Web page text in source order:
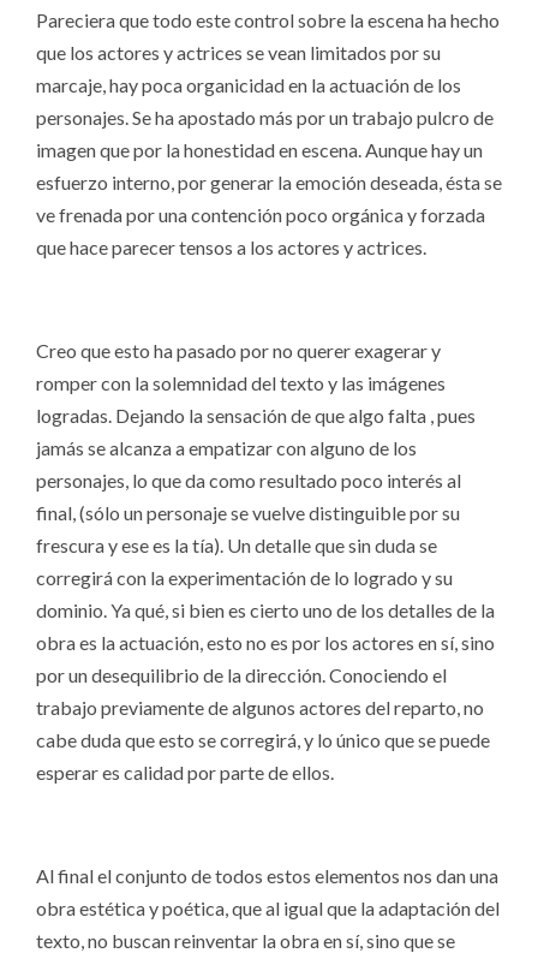
Pareciera que todo este control sobre la escena ha hecho
que los actores y actrices se vean limitados por su
marcaje, hay poca organicidad en la actuación de los
personajes. Se ha apostado más por un trabajo pulcro de
imagen que por la honestidad en escena. Aunque hay un
esfuerzo interno, por generar la emoción deseada, ésta se
ve frenada por una contención poco orgánica y forzada
que hace parecer tensos a los actores y actrices.
Creo que esto ha pasado por no querer exagerar y
romper con la solemnidad del texto y las imágenes
logradas. Dejando la sensación de que algo falta , pues
jamás se alcanza a empatizar con alguno de los
personajes, lo que da como resultado poco interés al
final, (sólo un personaje se vuelve distinguible por su
frescura y ese es la tía). Un detalle que sin duda se
corregirá con la experimentación de lo logrado y su
dominio. Ya qué, si bien es cierto uno de los detalles de la
obra es la actuación, esto no es por los actores en sí, sino
por un desequilibrio de la dirección. Conociendo el
trabajo previamente de algunos actores del reparto, no
cabe duda que esto se corregirá, y lo único que se puede
esperar es calidad por parte de ellos.
Al final el conjunto de todos estos elementos nos dan una
obra estética y poética, que al igual que la adaptación del
texto, no buscan reinventar la obra en sí, sino que se